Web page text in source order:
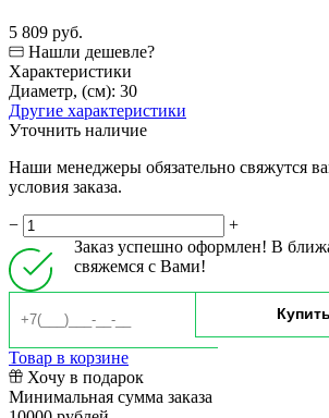
5 809 руб.
Нашли дешевле?
Характеристики
Диаметр, (см): 30
Другие характеристики
Уточнить наличие
Наши менеджеры обязательно свяжутся
условия заказа.
−
+
Заказ успешно оформлен! В
свяжемся с Вами!
Товар в корзине
Хочу в подарок
Минимальная сумма заказа